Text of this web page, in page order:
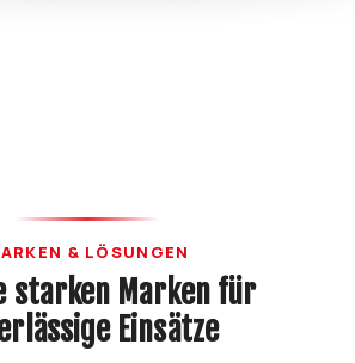
& LÖSUNGEN
starken Marken für
Einsätze